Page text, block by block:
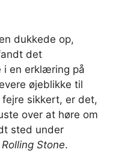
dukkede op,
det
i en erklæring på
øjeblikke til
sikkert, er det,
over at høre om
sted under
Rolling Stone.